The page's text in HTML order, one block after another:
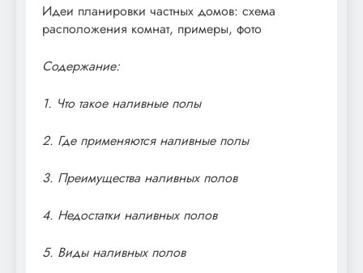
Идеи планировки частных домов: схема
расположения комнат, примеры, фото
Содержание:
1. Что такое наливные полы
2. Где применяются наливные полы
3. Преимущества наливных полов
4. Недостатки наливных полов
5. Виды наливных полов